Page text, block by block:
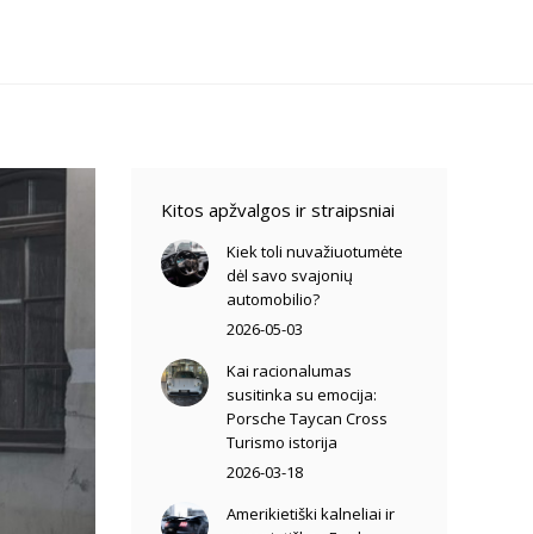
Kitos apžvalgos ir straipsniai
Kiek toli nuvažiuotumėte
dėl savo svajonių
automobilio?
2026-05-03
Kai racionalumas
susitinka su emocija:
Porsche Taycan Cross
Turismo istorija
2026-03-18
Amerikietiški kalneliai ir